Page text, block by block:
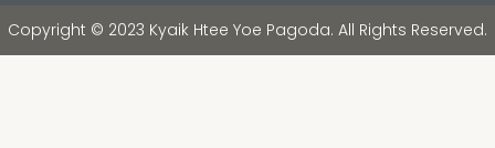
Copyright © 2023 Kyaik Htee Yoe Pagoda. All Rights Reserved.